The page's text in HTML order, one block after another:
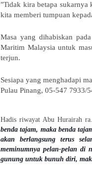
"Tidak kira betapa
kita memberi tumpuan
Masa yang dihabiskan
Maritim Malaysia untuk
terjun.
Sesiapa yang menghadapi
Pulau Pinang, 05-547 7933/
Hadis riwayat Abu Hurairah
benda tajam, maka benda
akan berlangsung terus
meminumnya pelan-pelan di
gunung untuk bunuh diri,